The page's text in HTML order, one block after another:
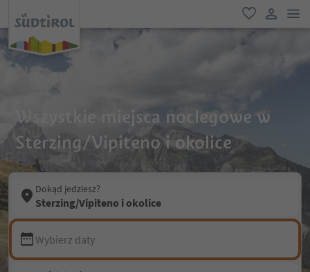
ulubione
link
Wszystkie miejsca noclegowe w
Sterzing/Vipiteno i okolice
Dokąd jedziesz?
Sterzing/Vipiteno i okolice
Wybierz daty